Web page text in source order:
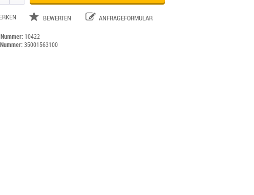
BEWERTEN ANFRAGEFORMULAR
10422
35001563100